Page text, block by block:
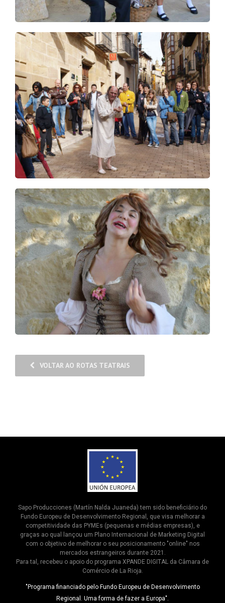
VOLTAR AO ROTAS TEATRAIS
Sapo Producciones (Martín Nalda Juaneda) tem sido beneficiário do
Fundo Europeu de Desenvolvimento Regional, que visa melhorar a
competitividade das PYMEs (pequenas e médias empresas), e
graças ao qual lançou um Plano Internacional de Marketing Digital
com o objetivo de melhorar o seu posicionamento "online" nos
mercados estrangeiros durante 2021.
Para tal, recebeu o apoio do programa XPANDE DIGITAL da Câmara de
Comércio de La Rioja.
"Programa financiado pelo Fundo Europeu de Desenvolvimento
Regional. Uma forma de fazer a Europa".